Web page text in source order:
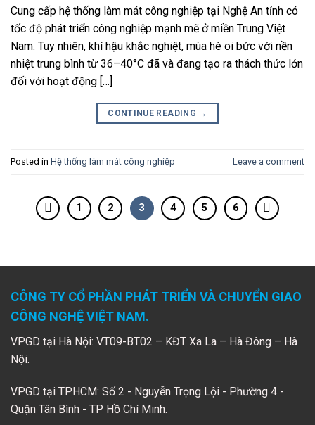
Cung cấp hệ thống làm mát công nghiệp tại Nghệ An tỉnh có
tốc độ phát triển công nghiệp mạnh mẽ ở miền Trung Việt
Nam. Tuy nhiên, khí hậu khắc nghiệt, mùa hè oi bức với nền
nhiệt trung bình từ 36–40°C đã và đang tạo ra thách thức lớn
đối với hoạt động […]
CONTINUE READING →
Posted in Hệ thống làm mát công nghiệp Leave a comment
1 2 3 4 5 6
CÔNG TY CỔ PHẦN PHÁT TRIỂN VÀ CHUYỂN GIAO
CÔNG NGHỆ VIỆT NAM.
VPGD tại Hà Nội: VT09-BT02 – KĐT Xa La – Hà Đông – Hà
Nội.
VPGD tại TPHCM: Số 2 - Nguyễn Trọng Lội - Phường 4 -
Quận Tân Bình - TP Hồ Chí Minh.